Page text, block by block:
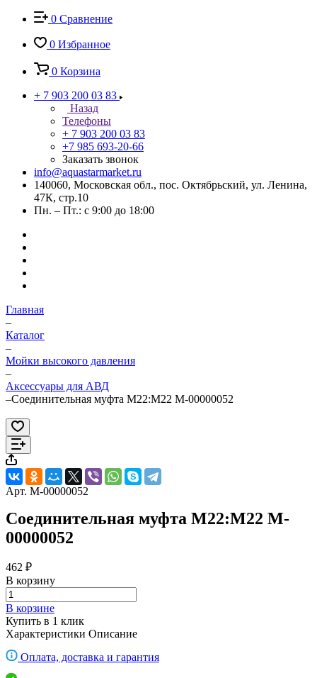
0 Сравнение
0 Избранное
0 Корзина
+ 7 903 200 03 83
Назад
Телефоны
+ 7 903 200 03 83
+7 985 693-20-66
Заказать звонок
info@aquastarmarket.ru
140060, Московская обл., пос. Октябрьский, ул. Ленина,
47К, стр.10
Пн. – Пт.: с 9:00 до 18:00
Главная
–
Каталог
–
Мойки высокого давления
–
Аксессуары для АВД
–Соединительная муфта М22:М22 M-00000052
Арт. M-00000052
Соединительная муфта М22:М22 M-
00000052
462 ₽
В корзину
В корзине
Купить в 1 клик
Характеристики Описание
Оплата, доставка и гарантия